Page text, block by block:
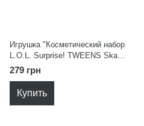
Игрушка "Косметический набор
L.O.L. Surprise! TWEENS Skate
Dance" Technok Toys 2710
279 грн
Купить